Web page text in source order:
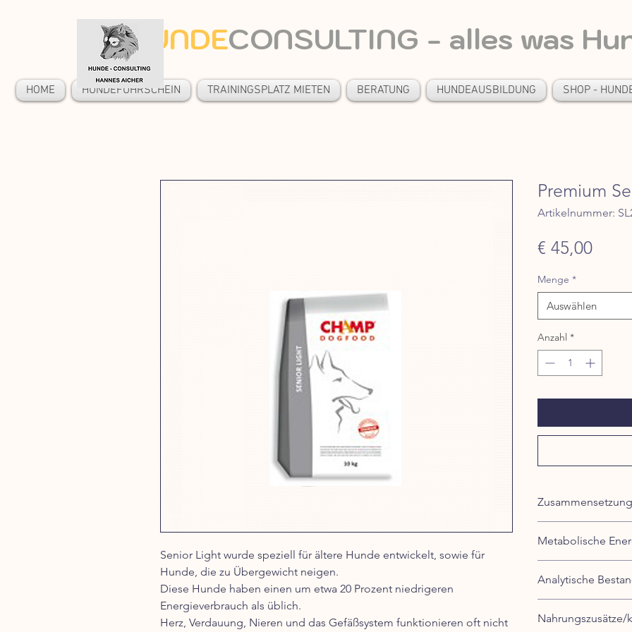
HUNDECONSULTING - alles was
Senior Light wurde speziell für ältere Hunde entwickelt, sowie für
Hunde, die zu Übergewicht neigen.
Diese Hunde haben einen um etwa 20 Prozent niedrigeren
Energieverbrauch als üblich.
Herz, Verdauung, Nieren und das Gefäßsystem funktionieren oft nicht
Premium
Artikelnummer:
€ 45,00Preis
Menge *
Auswählen
Anzahl *
Zusammensetzung
Mineralien, Öle,
und Fisch.
Metabolische
Analytische
Rough 20%
Nahrungszusätze/
HOME HUNDEFÜHRSCHEIN TRAININGSPLATZ MIETEN BERATUNG HUNDEAUSBILDUNG SHOP -